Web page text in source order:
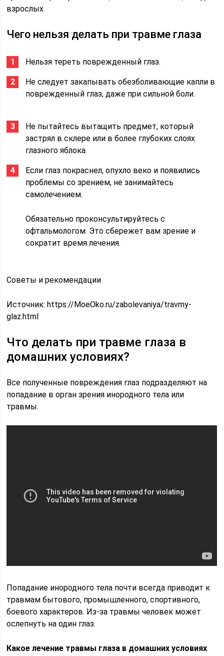
взрослых.
Чего нельзя делать при травме глаза
Нельзя тереть поврежденный глаз.
Не следует закапывать обезболивающие капли в
поврежденный глаз, даже при сильной боли.
Не пытайтесь вытащить предмет, который
застрял в склере или в более глубоких слоях
глазного яблока.
Если глаз покраснел, опухло веко и появились
проблемы со зрением, не занимайтесь
самолечением.
Обязательно проконсультируйтесь с
офтальмологом. Это сбережет вам зрение и
сократит время лечения.
Советы и рекомендации
Источник:https://MoeOko.ru/zabolevaniya/travmy-
glaz.html
Что делать при травме глаза в
домашних условиях?
Все полученные повреждения глаз подразделяют на
попадание в орган зрения инородного тела или
травмы.
Попадание инородного тела почти всегда приводит к
травмам бытового, промышленного, спортивного,
боевого характеров. Из-за травмы человек может
ослепнуть на один глаз.
Какое лечение травмы глаза в домашних условиях